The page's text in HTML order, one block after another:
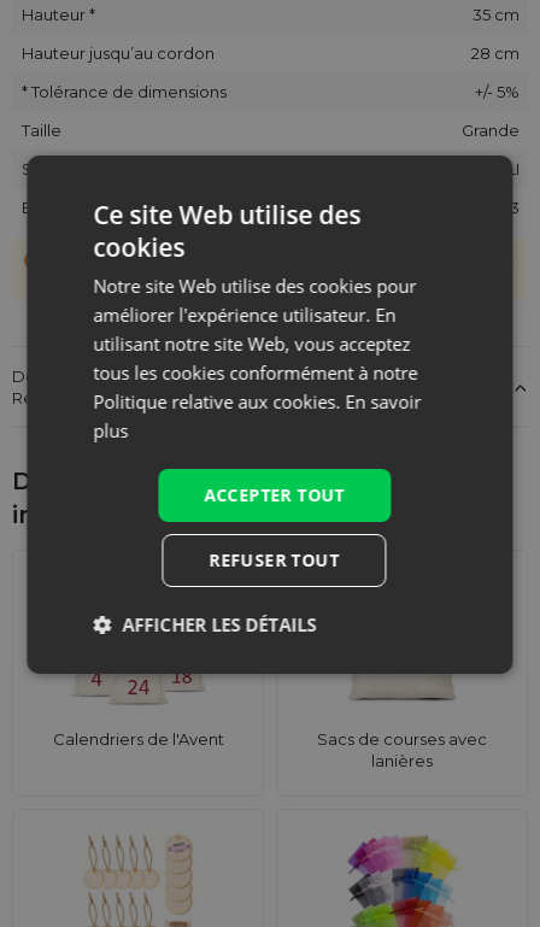
Hauteur *
35 cm
Hauteur jusqu’au cordon
28 cm
* Tolérance de dimensions
+/- 5%
Taille
Grande
SKU
CJB-2635-NAT-LI
EAN
5903003410683
Les sachets étant cousus main, une tolérance de +/- 1 cm est
possible.
Détails sur la conformité du produit aux réglementations :
Responsabilité du produit
Découvrez ce qui pourrait vous
intéresser d'autre
Calendriers de l'Avent
Sacs de courses avec
lanières
Ce site Web utilise des
cookies
Notre site Web utilise des cookies pour
améliorer l'expérience utilisateur. En
utilisant notre site Web, vous acceptez
tous les cookies conformément à notre
Politique relative aux cookies. En savoir
plus
ACCEPTER TOUT
REFUSER TOUT
AFFICHER LES DÉTAILS